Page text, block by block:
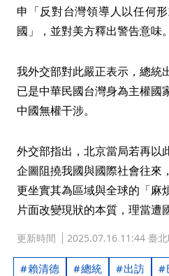
申「反對台灣領導人以任何
國」，並對美方釋出警告意味。
我外交部對此嚴正表示，總統
已是中華民國台灣身為主權國
中國無權干涉。
外交部指出，北京當局若再以
企圖阻撓我國與國際社會往來
更坐實其為區域與全球的「麻
片面改變現狀的本質，理當遭
更新時間 2025.07.16 11:44 臺
賴清德 總統 出訪